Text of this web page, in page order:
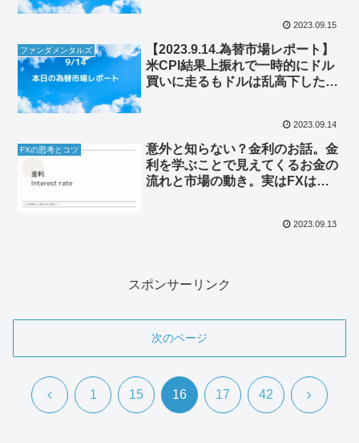
2023.09.15
ファンダメンタルズ
【2023.9.14.為替市場レポート】
米CPI結果上振れで一時的にドル
買いに走るもドルは乱高下した結
2023.09.14
FXの思考とコツ
意外と知らない？金利のお話。金
利を学ぶことで見えてくるお金の
流れと市場の動き。実はFXは金
2023.09.13
スポンサーリンク
次のページ
前 1 15 16 17 42 次